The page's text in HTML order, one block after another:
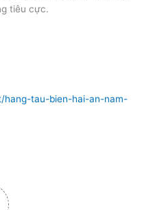
tiêu cực.
hang-tau-bien-hai-an-nam-